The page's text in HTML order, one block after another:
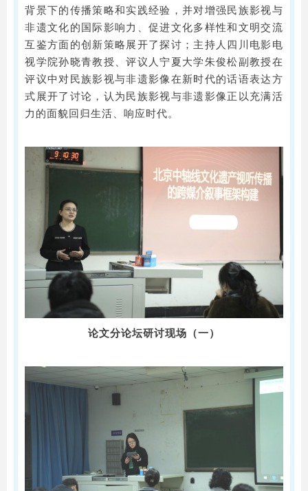
背景下的传播策略和实践经验，并对增强民族影视与
非遗文化的国际影响力、促进文化多样性和文明交流
互鉴方面的创新策略展开了探讨；主持人四川电影电
视学院孙晓青教授、评议人宁夏大学朱俊松副教授在
评议中对民族影视与非遗影像在新时代的话语表达方
式展开了讨论，认为民族影视与非遗影像正以充满活
力的面貌回归生活、响应时代。
论文分论坛研讨现场（一）